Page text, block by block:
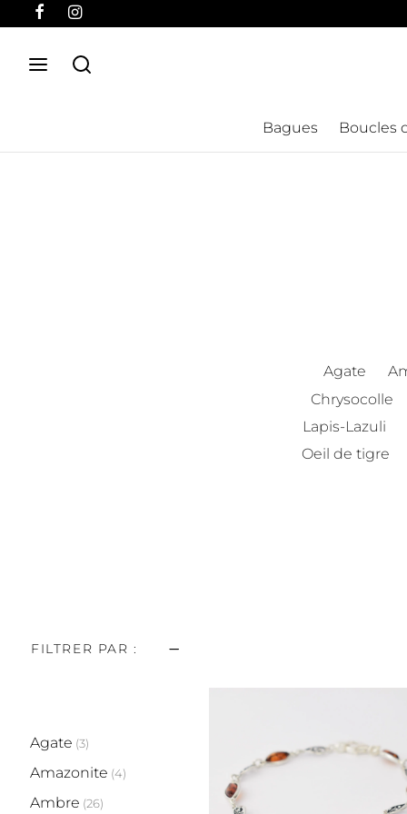
Bagues Boucles
Agate
Chrysocolle
Lapis-Lazuli
Oeil de tigre
FILTRER PAR :
Agate (3)
Amazonite (4)
Ambre (26)